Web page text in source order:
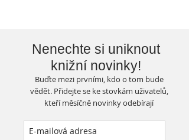
Nenechte si uniknout
knižní novinky!
Buďte mezi prvními, kdo o tom bude
vědět. Přidejte se ke stovkám uživatelů,
kteří měsíčně novinky odebírají